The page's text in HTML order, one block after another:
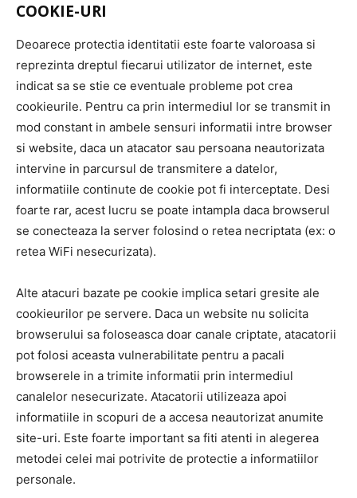
COOKIE-URI
Deoarece protectia identitatii este foarte valoroasa si
reprezinta dreptul fiecarui utilizator de internet, este
indicat sa se stie ce eventuale probleme pot crea
cookieurile. Pentru ca prin intermediul lor se transmit in
mod constant in ambele sensuri informatii intre browser
si website, daca un atacator sau persoana neautorizata
intervine in parcursul de transmitere a datelor,
informatiile continute de cookie pot fi interceptate. Desi
foarte rar, acest lucru se poate intampla daca browserul
se conecteaza la server folosind o retea necriptata (ex: o
retea WiFi nesecurizata).
Alte atacuri bazate pe cookie implica setari gresite ale
cookieurilor pe servere. Daca un website nu solicita
browserului sa foloseasca doar canale criptate, atacatorii
pot folosi aceasta vulnerabilitate pentru a pacali
browserele in a trimite informatii prin intermediul
canalelor nesecurizate. Atacatorii utilizeaza apoi
informatiile in scopuri de a accesa neautorizat anumite
site-uri. Este foarte important sa fiti atenti in alegerea
metodei celei mai potrivite de protectie a informatiilor
personale.